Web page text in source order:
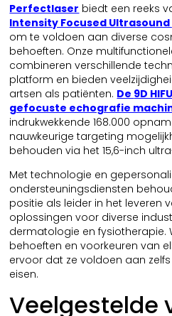
Perfectlaser biedt een reeks
Intensity Focused
om te voldoen aan diverse
behoeften. Onze
combineren verschillende
platform en bieden
artsen als patiënten. De 9D
gefocuste echografie
indrukwekkende 168.000
nauwkeurige targeting
behouden via het 15,6-inch
Met technologie en
ondersteuningsdiensten
positie als leider in het leveren
oplossingen voor diverse
dermatologie en fysiotherapie.
behoeften en voorkeuren van
ervoor dat ze voldoen aan
eisen.
Veelgestelde